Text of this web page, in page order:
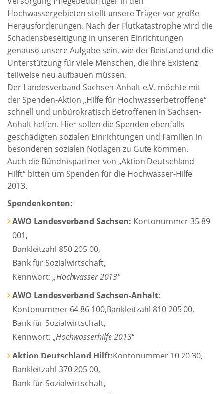
Hochwassergebieten stellt unsere Träger vor große
Herausforderungen. Nach der Flutkatastrophe wird die
Schadensbeseitigung in unseren Einrichtungen
genauso unsere Aufgabe sein, wie der Beistand und die
Unterstützung für viele Menschen, die ihre Existenz
teilweise neu aufbauen müssen.
Der Landesverband Sachsen-Anhalt e.V. möchte mit
der Spenden-Aktion „Hilfe für Hochwasserbetroffene“
schnell und unbürokratisch Betroffenen in Sachsen-
Anhalt helfen. Hier sollen die Spenden ebenfalls
geschädigten sozialen Einrichtungen und Familien in
besonderen sozialen Notlagen zu Gute kommen.
Auch die Bündnispartner von „Aktion Deutschland
Hilft“ bitten um Spenden für die Hochwasser-Hilfe
2013.
Spendenkonten:
AWO Landesverband Sachsen: Kontonummer 35 89
001,
Bankleitzahl 850 205 00,
Bank für Sozialwirtschaft,
Kennwort: „Hochwasser 2013"
AWO Landesverband Sachsen-Anhalt:
Kontonummer 64 86 100,Bankleitzahl 810 205 00,
Bank für Sozialwirtschaft,
Kennwort: „Hochwasserhilfe 2013“
Aktion Deutschland Hilft:Kontonummer 10 20 30,
Bankleitzahl 370 205 00,
Bank für Sozialwirtschaft,